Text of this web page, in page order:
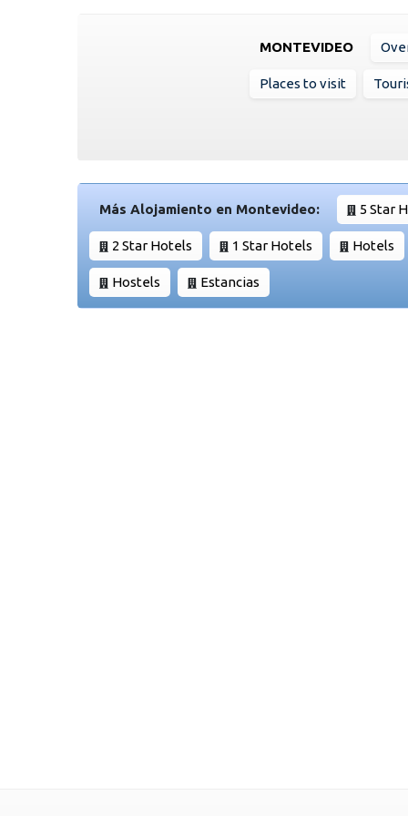
MONTEVIDEO
Places to visit
Más Alojamiento en Montevideo: 5 Star
2 Star Hotels 1 Star Hotels Hotels
Hostels Estancias